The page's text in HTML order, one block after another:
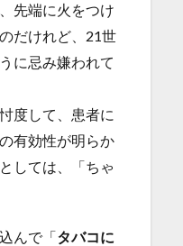
先端に火をつけ
だけれど、21世
に忌み嫌われて
度して、患者に
有効性が明らか
しては、「ちゃ
んで「タバコに